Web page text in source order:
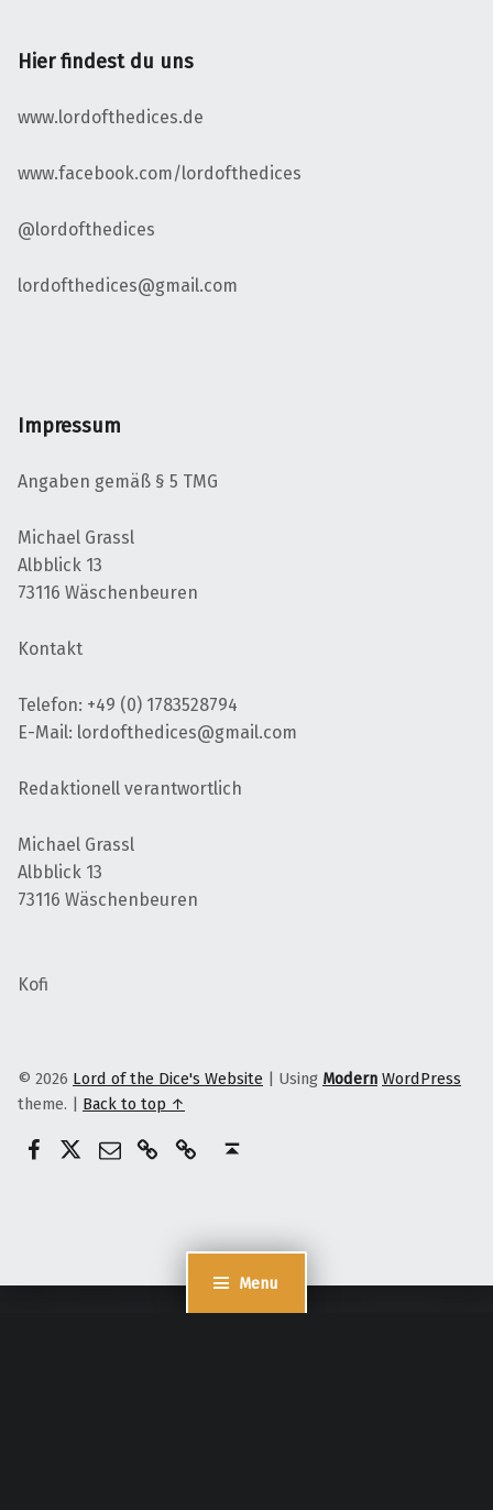
Menu
Hier findest du uns
www.lordofthedices.de
www.facebook.com/lordofthedices
@lordofthedices
lordofthedices@gmail.com
Impressum
Angaben gemäß § 5 TMG
Michael Grassl
Albblick 13
73116 Wäschenbeuren
Kontakt
Telefon: +49 (0) 1783528794
E-Mail: lordofthedices@gmail.com
Redaktionell verantwortlich
Michael Grassl
Albblick 13
73116 Wäschenbeuren
Kofi
© 2026 Lord of the Dice's Website | Using Modern WordPress
theme. | Back to top ↑
Lord of the dices